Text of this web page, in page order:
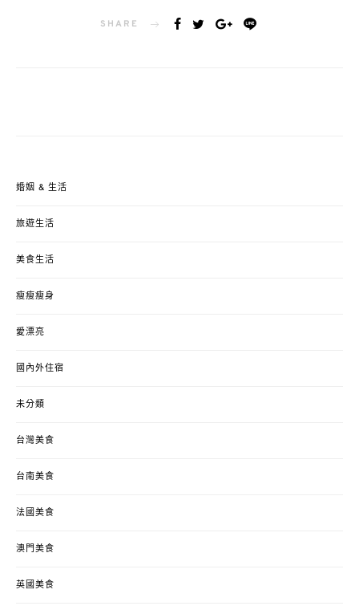
SHARE
婚姻 & 生活
旅遊生活
美食生活
瘦瘦瘦身
愛漂亮
國內外住宿
未分類
台灣美食
台南美食
法國美食
澳門美食
英國美食